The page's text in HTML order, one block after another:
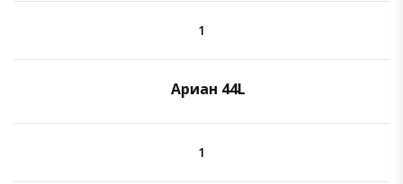
1
Ариан 44L
1